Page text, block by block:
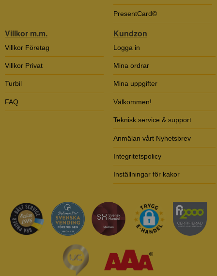
PresentCard©
Villkor m.m.
Villkor Företag
Villkor Privat
Turbil
FAQ
Kundzon
Logga in
Mina ordrar
Mina uppgifter
Välkommen!
Teknisk service & support
Anmälan vårt Nyhetsbrev
Integritetspolicy
Inställningar för kakor